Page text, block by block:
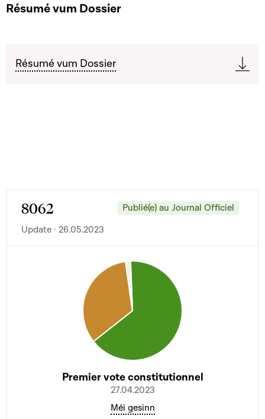
Résumé vum Dossier
Résumé vum Dossier
8062
Publié(e) au Journal Officiel
Update · 26.05.2023
Premier vote constitutionnel
27.04.2023
Méi gesinn